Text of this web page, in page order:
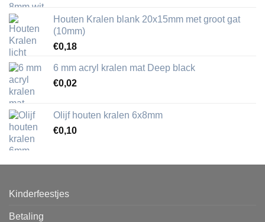
Houten Kralen blank 20x15mm met groot gat
(10mm)
€0,18
6 mm acryl kralen mat Deep black
€0,02
Olijf houten kralen 6x8mm
€0,10
Kinderfeestjes
Betaling